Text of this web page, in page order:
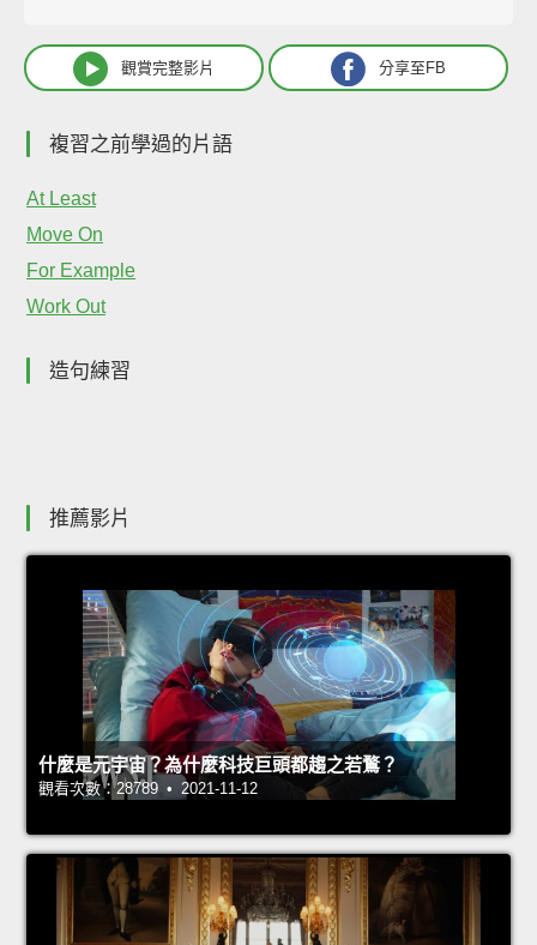
觀賞完整影片 分享至FB
複習之前學過的片語
At Least
Move On
For Example
Work Out
造句練習
推薦影片
什麼是元宇宙？為什麼科技巨頭都趨之若鶩？
觀看次數：28789 • 2021-11-12